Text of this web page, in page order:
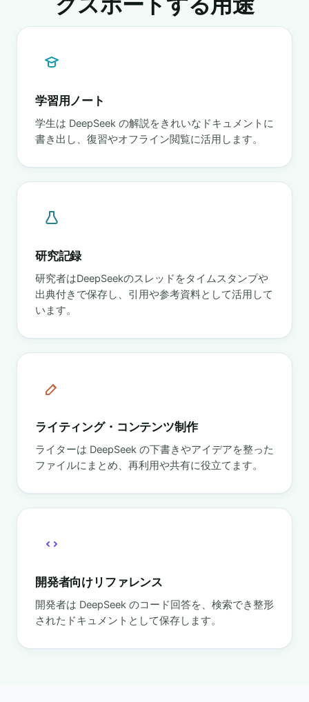
学習用ノート
学生は DeepSeek の解説をきれいなドキュメントに
書き出し、復習やオフライン閲覧に活用します。
研究記録
研究者はDeepSeekのスレッドをタイムスタンプや
出典付きで保存し、引用や参考資料として活用して
います。
ライティング・コンテンツ制作
ライターは DeepSeek の下書きやアイデアを整った
ファイルにまとめ、再利用や共有に役立てます。
開発者向けリファレンス
開発者は DeepSeek のコード回答を、検索でき整形
されたドキュメントとして保存します。